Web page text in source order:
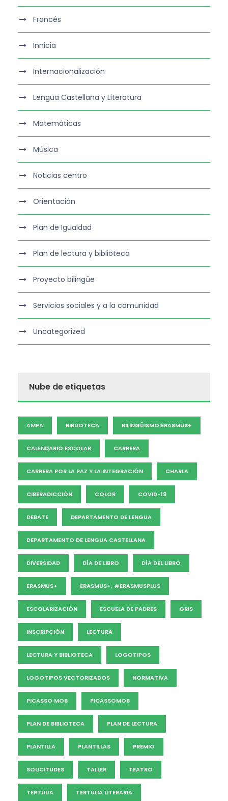
Francés
Innicia
Internacionalización
Lengua Castellana y Literatura
Matemáticas
Música
Noticias centro
Orientación
Plan de Igualdad
Plan de lectura y biblioteca
Proyecto bilingüe
Servicios sociales y a la comunidad
Uncategorized
Nube de etiquetas
AMPA BIBLIOTECA BILINGÜISMO;ERASMUS+
CALENDARIO ESCOLAR CARRERA
CARRERA POR LA PAZ Y LA INTEGRACIÓN CHARLA
CIBERADICCIÓN COLOR COVID-19
DEBATE DEPARTAMENTO DE LENGUA
DEPARTAMENTO DE LENGUA CASTELLANA
DIVERSIDAD DÍA DE LIBRO DÍA DEL LIBRO
ERASMUS+ ERASMUS+; #ERASMUSPLUS
ESCOLARIZACIÓN ESCUELA DE PADRES GRIS
INSCRIPCIÓN LECTURA
LECTURA Y BIBLIOTECA LOGOTIPOS
LOGOTIPOS VECTORIZADOS NORMATIVA
PICASSO MOB PICASSOMOB
PLAN DE BIBLIOTECA PLAN DE LECTURA
PLANTILLA PLANTILLAS PREMIO
SOLICITUDES TALLER TEATRO
TERTULIA TERTULIA LITERARIA